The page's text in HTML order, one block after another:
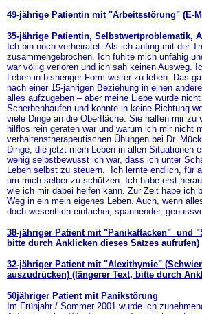
49-jährige Patientin mit "Arbeitsstörung" (E-
35-jährige Patientin, Selbstwertproblematik,
Ich bin noch verheiratet. Als ich anfing mit der
zusammengebrochen. Ich fühlte mich unfähig
war völlig verloren und ich sah keinen Ausweg.
Leben in bisheriger Form weiter zu leben. Das
nach einer 15-jährigen Beziehung in einen
alles aufzugeben – aber meine Liebe wurde
Scherbenhaufen und konnte in keine Richtung
viele Dinge an die Oberfläche. Sie halfen mir
hilflos rein geraten war und warum ich mir nicht
verhaltenstherapeutischen Übungen bei Dr.
Dinge, die jetzt mein Leben in allen Situationen
wenig selbstbewusst ich war, dass ich unter
Leben selbst zu steuern. Ich lernte endlich, für
um mich selber zu schützen. Ich habe erst
wie ich mir dabei helfen kann. Zur Zeit habe ich
Weg in ein mein eigenes Leben. Auch, wenn
doch wesentlich einfacher, spannender,
38-jähriger Patient mit "Panikattacken" und
bitte durch Anklicken dieses Satzes aufrufen)
32-jähriger Patient mit "Alexithymie"
auszudrücken) (längerer Text, bitte durch
50jähriger Patient mit Panikstörung
Im Frühjahr / Sommer 2001 wurde ich